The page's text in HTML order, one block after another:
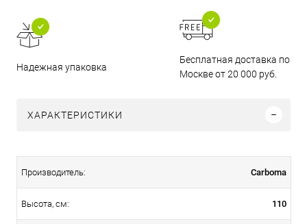
Надежная упаковка
Бесплатная доставка по
Москве от 20 000 руб.
ХАРАКТЕРИСТИКИ
Производитель: Carboma
Высота, см: 110